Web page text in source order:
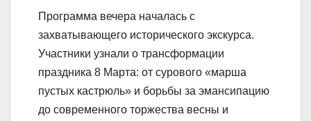
Программа вечера началась с
захватывающего исторического экскурса.
Участники узнали о трансформации
праздника 8 Марта: от сурового «марша
пустых кастрюль» и борьбы за эмансипацию
до современного торжества весны и